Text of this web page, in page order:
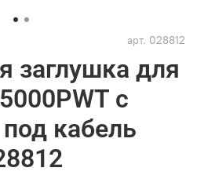
арт. 028812
заглушка для
с
кабель